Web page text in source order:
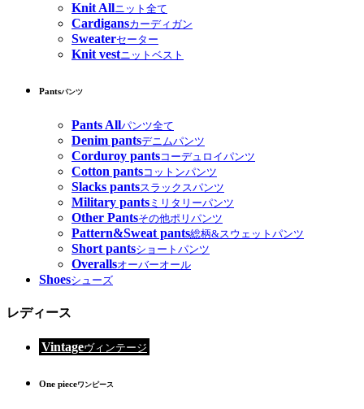
Knit Allニット全て
Cardigansカーディガン
Sweaterセーター
Knit vestニットベスト
Pantsパンツ
Pants Allパンツ全て
Denim pantsデニムパンツ
Corduroy pantsコーデュロイパンツ
Cotton pantsコットンパンツ
Slacks pantsスラックスパンツ
Military pants ミリタリーパンツ
Other Pantsその他ポリパンツ
Pattern&Sweat pants総柄&スウェットパンツ
Short pantsショートパンツ
Overallsオーバーオール
Shoesシューズ
レディース
Vintageヴィンテージ
One pieceワンピース